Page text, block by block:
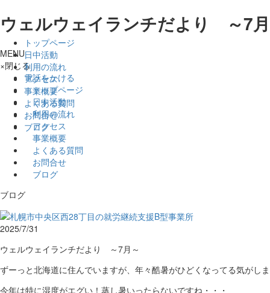
ウェルウェイランチだより ～7
トップページ
日中活動
利用の流れ
アクセス
事業概要
よくある質問
お問合せ
ブログ
MENU
×閉じる
電話をかける
トップページ
日中活動
利用の流れ
アクセス
事業概要
よくある質問
お問合せ
ブログ
ブログ
2025/7/31
ウェルウェイランチだより ～7月～
ずーっと北海道に住んでいますが、年々酷暑がひどくなってる気がしま
今年は特に湿度がエグい！蒸し暑いったらないですね・・・